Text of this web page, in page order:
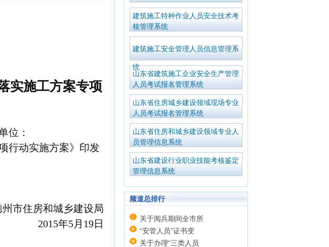
实施工方案专项
位：
行动实施方案》印发
和城乡建设局
年5月19日
建筑施工特种作业人员安全技术考
核管理系统
建筑施工安全管理人员信息管理系
统
山东省建筑施工企业安全生产管理
人员考试报名管理系统
山东省住房城乡建设领域现场专业
人员考试报名管理系统
山东省住房和城乡建设领域专业人
员管理信息系统
山东省建设行业职业技能考核鉴定
管理信息系统
频道总排行
关于阅兵期间全市所
“安管人员”证书变
关于办理“三类人员